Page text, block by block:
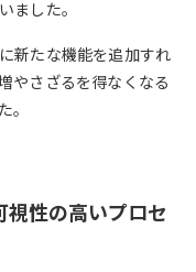
ました。
新たな機能を追加すれ
やさざるを得なくなる
。
性の高いプロセ